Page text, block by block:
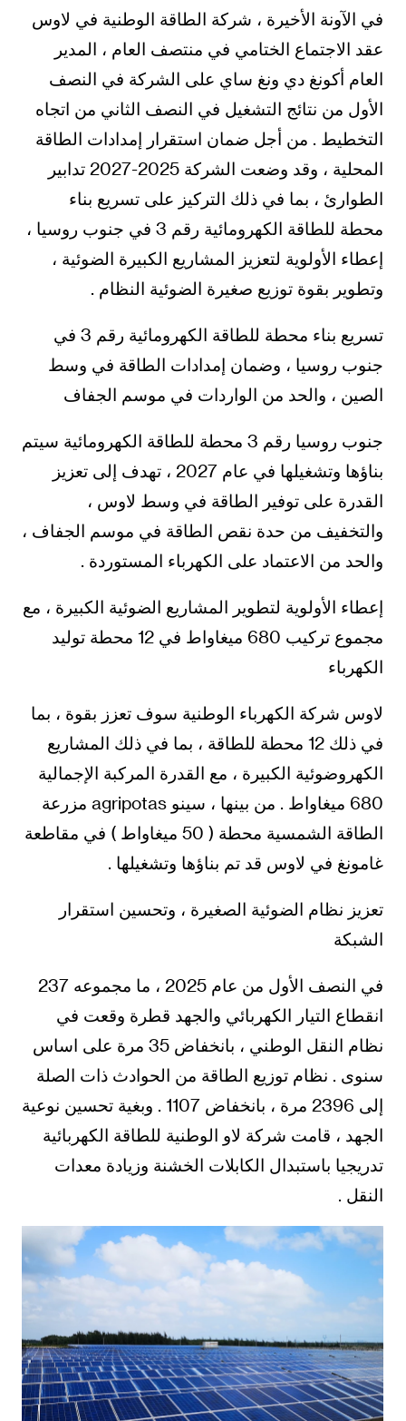
في الآونة الأخيرة ، شركة الطاقة الوطنية في لاوس
عقد الاجتماع الختامي في منتصف العام ، المدير
العام أكونغ دي ونغ ساي على الشركة في النصف
الأول من نتائج التشغيل في النصف الثاني من اتجاه
التخطيط . من أجل ضمان استقرار إمدادات الطاقة
المحلية ، وقد وضعت الشركة 2025-2027 تدابير
الطوارئ ، بما في ذلك التركيز على تسريع بناء
محطة للطاقة الكهرومائية رقم 3 في جنوب روسيا ،
إعطاء الأولوية لتعزيز المشاريع الكبيرة الضوئية ،
وتطوير بقوة توزيع صغيرة الضوئية النظام .
تسريع بناء محطة للطاقة الكهرومائية رقم 3 في
جنوب روسيا ، وضمان إمدادات الطاقة في وسط
الصين ، والحد من الواردات في موسم الجفاف
جنوب روسيا رقم 3 محطة للطاقة الكهرومائية سيتم
بناؤها وتشغيلها في عام 2027 ، تهدف إلى تعزيز
القدرة على توفير الطاقة في وسط لاوس ،
والتخفيف من حدة نقص الطاقة في موسم الجفاف ،
والحد من الاعتماد على الكهرباء المستوردة .
إعطاء الأولوية لتطوير المشاريع الضوئية الكبيرة ، مع
مجموع تركيب 680 ميغاواط في 12 محطة توليد
الكهرباء
لاوس شركة الكهرباء الوطنية سوف تعزز بقوة ، بما
في ذلك 12 محطة للطاقة ، بما في ذلك المشاريع
الكهروضوئية الكبيرة ، مع القدرة المركبة الإجمالية
680 ميغاواط . من بينها ، سينو agripotas مزرعة
الطاقة الشمسية محطة ( 50 ميغاواط ) في مقاطعة
غامونغ في لاوس قد تم بناؤها وتشغيلها .
تعزيز نظام الضوئية الصغيرة ، وتحسين استقرار
الشبكة
في النصف الأول من عام 2025 ، ما مجموعه 237
انقطاع التيار الكهربائي والجهد قطرة وقعت في
نظام النقل الوطني ، بانخفاض 35 مرة على اساس
سنوى . نظام توزيع الطاقة من الحوادث ذات الصلة
إلى 2396 مرة ، بانخفاض 1107 . وبغية تحسين نوعية
الجهد ، قامت شركة لاو الوطنية للطاقة الكهربائية
تدريجيا باستبدال الكابلات الخشنة وزيادة معدات
النقل .